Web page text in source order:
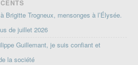
Brigitte Trogneux, mensonges à l’Élysée.
de juillet 2026
Guillemant, je suis confiant et
la société